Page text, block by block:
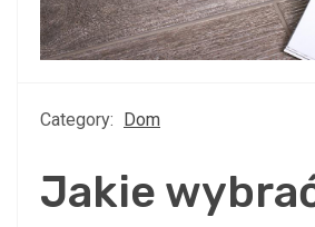
Category: Dom
Jakie